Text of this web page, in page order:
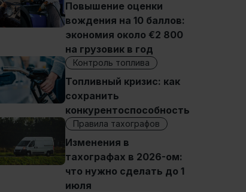
Повышение оценки
вождения на 10 баллов:
экономия около €2 800
на грузовик в год
Контроль топлива
Топливный кризис: как
сохранить
конкурентоспособность
Правила тахографов
Изменения в
тахографах в 2026-ом:
что нужно сделать до 1
июля